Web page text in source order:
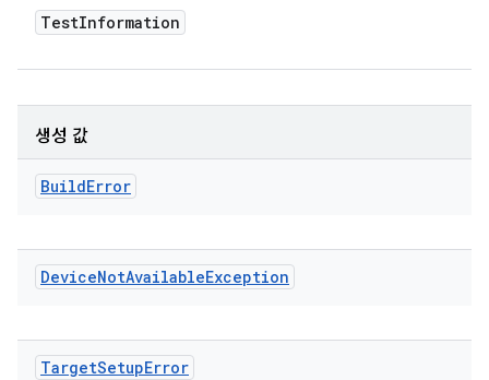
TestInformation
생성 값
BuildError
DeviceNotAvailableException
TargetSetupError